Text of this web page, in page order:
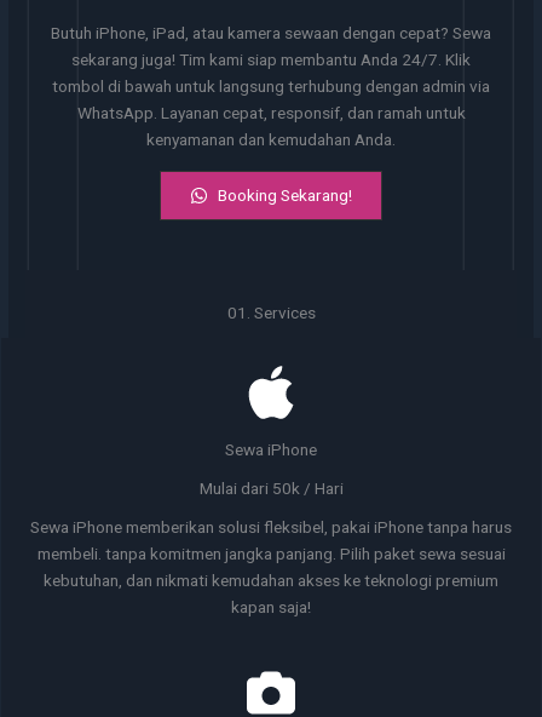
Butuh iPhone, iPad, atau kamera sewaan dengan cepat? Sewa
sekarang juga! Tim kami siap membantu Anda 24/7. Klik
tombol di bawah untuk langsung terhubung dengan admin via
WhatsApp. Layanan cepat, responsif, dan ramah untuk
kenyamanan dan kemudahan Anda.
Booking Sekarang!
01. Services
Sewa iPhone
Mulai dari 50k / Hari
Sewa iPhone memberikan solusi fleksibel, pakai iPhone tanpa harus
membeli. tanpa komitmen jangka panjang. Pilih paket sewa sesuai
kebutuhan, dan nikmati kemudahan akses ke teknologi premium
kapan saja!